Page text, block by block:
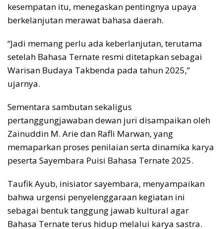
kesempatan itu, menegaskan pentingnya upaya
berkelanjutan merawat bahasa daerah.
“Jadi memang perlu ada keberlanjutan, terutama
setelah Bahasa Ternate resmi ditetapkan sebagai
Warisan Budaya Takbenda pada tahun 2025,”
ujarnya.
Sementara sambutan sekaligus
pertanggungjawaban dewan juri disampaikan oleh
Zainuddin M. Arie dan Rafli Marwan, yang
memaparkan proses penilaian serta dinamika karya
peserta Sayembara Puisi Bahasa Ternate 2025.
Taufik Ayub, inisiator sayembara, menyampaikan
bahwa urgensi penyelenggaraan kegiatan ini
sebagai bentuk tanggung jawab kultural agar
Bahasa Ternate terus hidup melalui karya sastra.